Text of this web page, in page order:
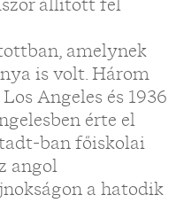
amelynek
is volt. Három
Angeles és 1936
érte el
ban főiskolai
angol
a hatodik